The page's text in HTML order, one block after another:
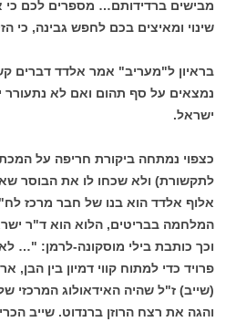
מבישים ברדידותם… מספרים לכם
שינוי ומאיצים בכם לחפש גבינה, כי
בראיון ל"מעריב" אמר אלדד דברים
נמצאים על סף תהום ואם לא נתעורר
ישראל.
כצפוי נמתחה ביקורת חריפה על
לתקשורת) ולא שכחו לו את הבוסר
אלוף אלדד הוא בנו של חבר מרכז
המלחמה בבריטים, הלוא הוא ד"ר
וכך כותבת בילי מוסקונה-לרמן: "…
פרויד כדי למתוח קווי דמיון בין הבן,
(שייב) ז"ל שהיה האידאולוג המרכזי
והגה את רצח הרוזן ברנדוט. שייב